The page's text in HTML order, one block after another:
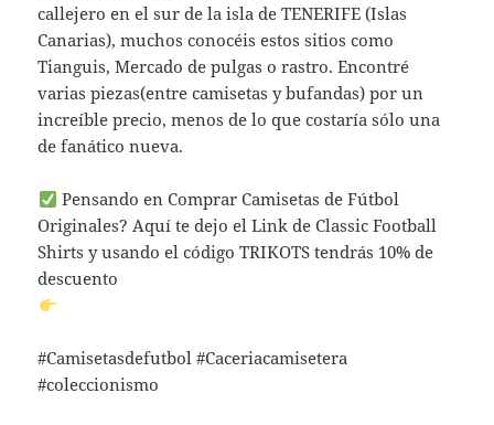
callejero en el sur de la isla de TENERIFE (Islas
Canarias), muchos conocéis estos sitios como
Tianguis, Mercado de pulgas o rastro. Encontré
varias piezas(entre camisetas y bufandas) por un
increíble precio, menos de lo que costaría sólo una
de fanático nueva.
Pensando en Comprar Camisetas de Fútbol
Originales? Aquí te dejo el Link de Classic Football
Shirts y usando el código TRIKOTS tendrás 10% de
descuento
#Camisetasdefutbol #Caceriacamisetera
#coleccionismo